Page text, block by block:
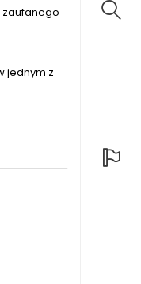
zaufanego
jednym z